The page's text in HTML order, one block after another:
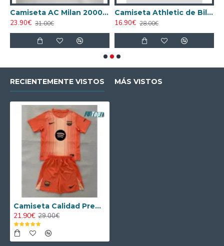
Camiseta AC Milan 2000/2001 Local Retro
23.90€ 31.00€
Camiseta Athletic de Bilbao 2024/2025 Alternativo
16.90€ 28.00€
RECIENTEMENTE VISTOS MÁS VISTOS
Camiseta Calidad Premium de Portero Barcelona 2025/2026 Equipación Naranja
21.90€ 29.00€